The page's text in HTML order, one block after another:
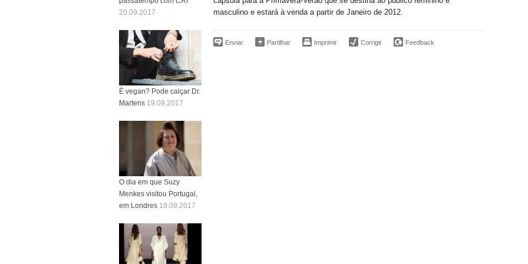
masculino e estará à venda a partir de Janeiro de 2012.
Enviar Partilhar Imprimir Corrigir Feedback
20.09.2017
É vegan? Pode calçar Dr.
Martens 19.09.2017
O dia em que Suzy
Menkes visitou Portugal,
em Londres 19.09.2017